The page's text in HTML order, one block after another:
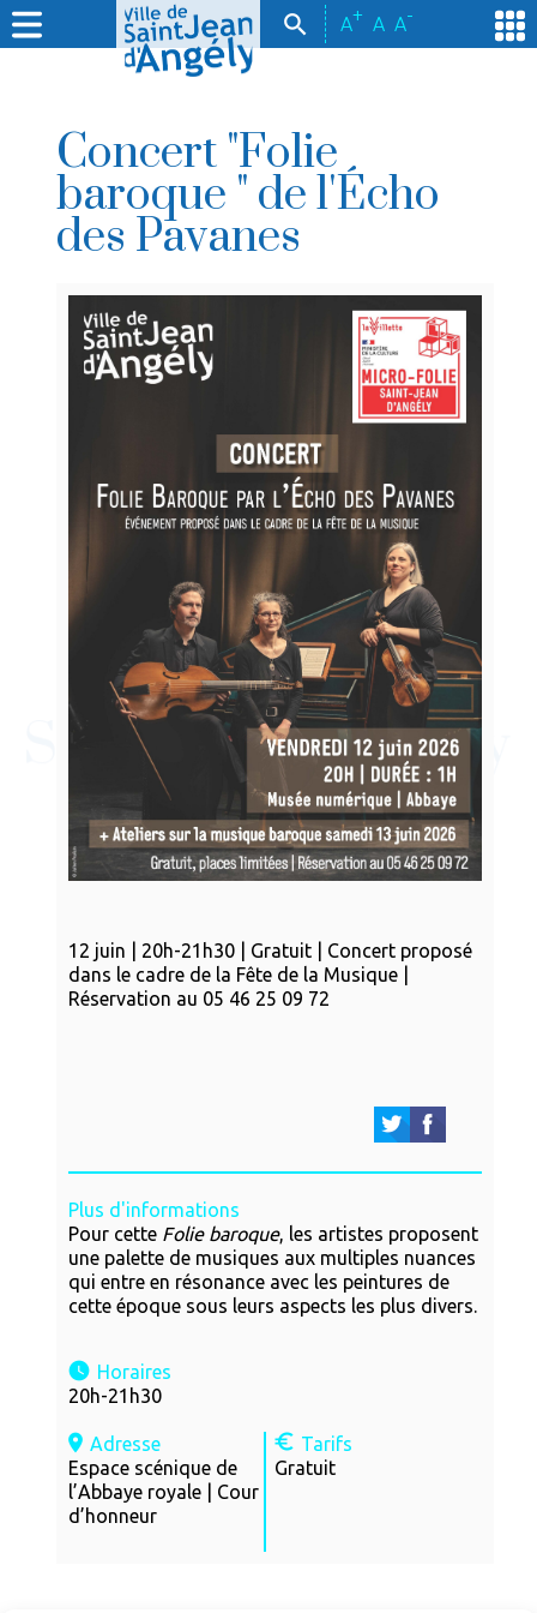
A+ A A-
Concert "Folie
baroque " de l'Écho
des Pavanes
12 juin | 20h-21h30 | Gratuit | Concert proposé
dans le cadre de la Fête de la Musique |
Réservation au 05 46 25 09 72
Plus d'informations
Pour cette Folie baroque, les artistes proposent
une palette de musiques aux multiples nuances
qui entre en résonance avec les peintures de
cette époque sous leurs aspects les plus divers.
Horaires
20h-21h30
Adresse
Espace scénique de
l’Abbaye royale | Cour
d’honneur
Tarifs
Gratuit